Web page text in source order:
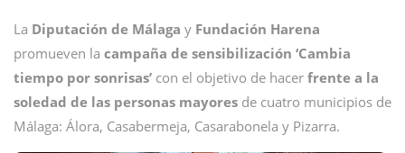
La Diputación de Málaga y Fundación Harena
promueven la campaña de sensibilización ‘Cambia
tiempo por sonrisas’ con el objetivo de hacer frente a la
soledad de las personas mayores de cuatro municipios de
Málaga: Álora, Casabermeja, Casarabonela y Pizarra.